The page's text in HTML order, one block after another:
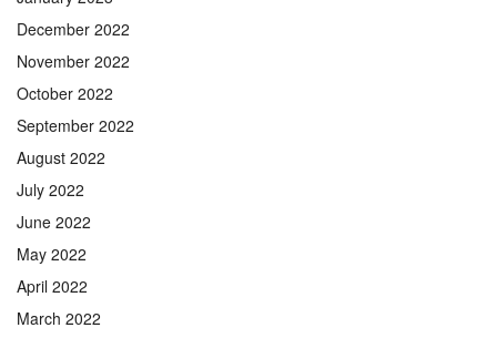
December 2022
November 2022
October 2022
September 2022
August 2022
July 2022
June 2022
May 2022
April 2022
March 2022